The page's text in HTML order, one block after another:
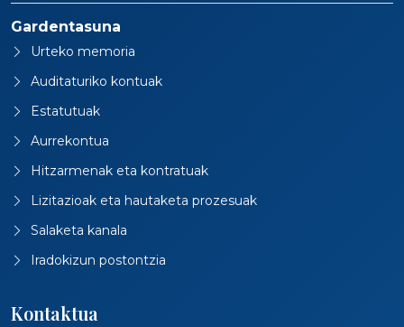
Gardentasuna
Urteko memoria
Auditaturiko kontuak
Estatutuak
Aurrekontua
Hitzarmenak eta kontratuak
Lizitazioak eta hautaketa prozesuak
Salaketa kanala
Iradokizun postontzia
Kontaktua